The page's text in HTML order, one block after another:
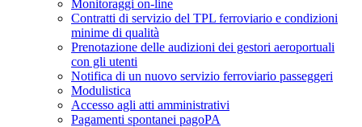
Monitoraggi on-line
Contratti di servizio del TPL ferroviario e condizioni
minime di qualità
Prenotazione delle audizioni dei gestori aeroportuali
con gli utenti
Notifica di un nuovo servizio ferroviario passeggeri
Modulistica
Accesso agli atti amministrativi
Pagamenti spontanei pagoPA